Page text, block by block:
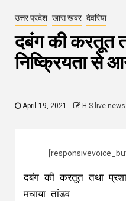
उत्तर प्रदेश खास खबर देवरिया
दबंग की करतूत
निष्क्रियता से
April 19, 2021 H S live news
दबंग की करतूत तथा
मचाया तांडव